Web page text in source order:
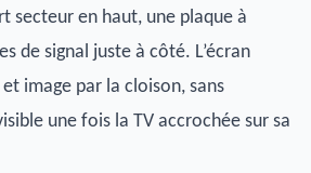
secteur en haut, une plaque à
de signal juste à côté. L’écran
image par la cloison, sans
une fois la TV accrochée sur sa